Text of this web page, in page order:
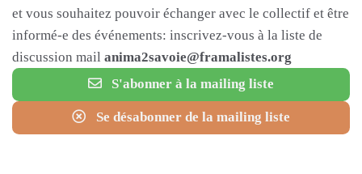
et vous souhaitez pouvoir échanger avec le collectif et être
informé-e des événements: inscrivez-vous à la liste de
discussion mail anima2savoie@framalistes.org
S'abonner à la mailing liste
Se désabonner de la mailing liste